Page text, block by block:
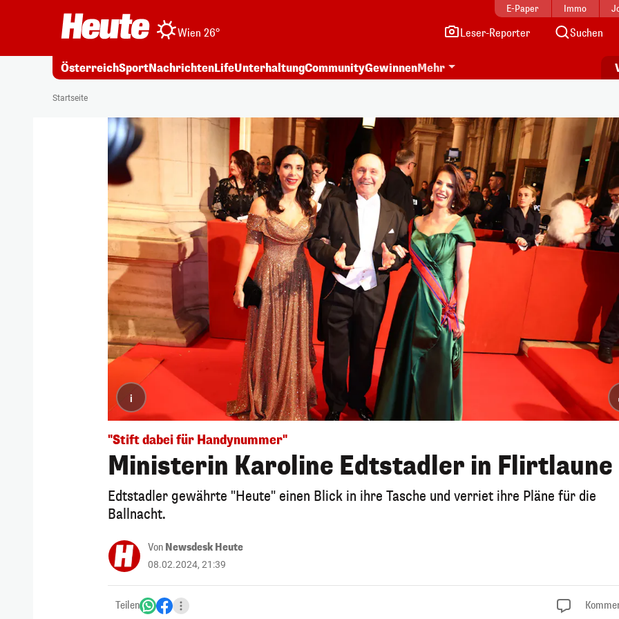
E-Paper Immo
Wien 26° Leser-Reporter Suchen
ÖsterreichSportNachrichtenLifeUnterhaltungCommunityGewinnenMehr
Startseite
i
"Stift dabei für Handynummer"
Ministerin Karoline Edtstadler in Flirtlaune
Edtstadler gewährte "Heute" einen Blick in ihre Tasche und verriet ihre Pläne für die
Ballnacht.
Von Newsdesk Heute
08.02.2024, 21:39
Teilen